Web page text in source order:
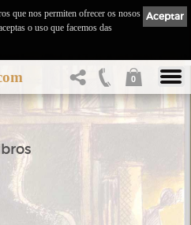
0
Aceptar
que nos permiten ofrecer os nosos
o uso que facemos das